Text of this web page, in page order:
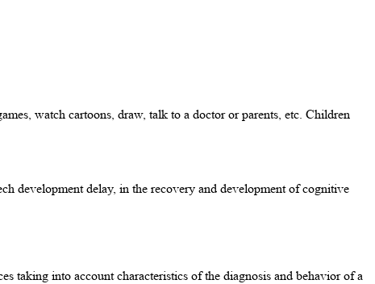
watch cartoons, draw, talk to a doctor or parents, etc. Children
development delay, in the recovery and development of cognitive
taking into account characteristics of the diagnosis and behavior of a